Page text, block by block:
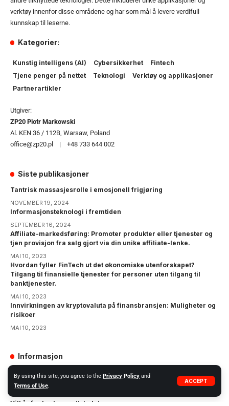
By using this site, you agree to the Privacy Policy and
Terms of Use.
ACCEPT
verktøy innenfor disse områdene og har som mål å levere verdifull
kunnskap til leserne.
Kategorier:
Kunstig intelligens (AI) Cybersikkerhet
Fintech
Tjene penger på nettet
Teknologi
Verktøy og applikasjoner
Partnerartikler
Utgiver:
ZP20 Piotr Markowski
Al. KEN 36 / 112B, Warsaw, Poland
office@zp20.pl | +48 733 644 002
Siste publikasjoner
Tantrisk massasjesrolle i emosjonell frigjøring
NOVEMBER 19, 2024
Informasjonsteknologi i fremtiden
SEPTEMBER 16, 2024
Affiliate-markedsføring: Promoter produkter eller tjenester og
tjen provisjon fra salg gjort via din unike affiliate-lenke.
MAI 10, 2023
Hvordan fyller FinTech ut det økonomiske utenforskapet?
Tilgang til finansielle tjenester for personer uten tilgang til
banktjenester.
MAI 10, 2023
Innvirkningen av kryptovaluta på finansbransjen: Muligheter og
risikoer
MAI 10, 2023
Informasjon
GDPR
Personvernserklæring
Vilkår for bruk av nettstedet